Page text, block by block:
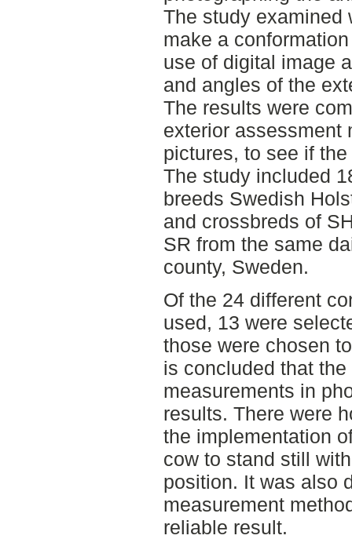
The study examined
make a
use of digital image
and angles of the
The results were
exterior assessment
pictures, to see if
The study included
breeds Swedish
and crossbreds of
SR from the same
county, Sweden.
Of the 24 different
used, 13 were
those were chosen
is concluded that
measurements in
results. There were
the implementation
cow to stand still
position. It was also
measurement
reliable result.